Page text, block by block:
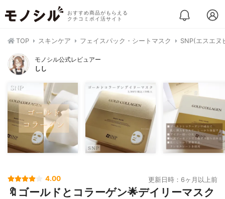
おすすめ商品がもらえる
クチコミポイ活サイト
TOP スキンケア フェイスパック・シートマスク SNP(エスエヌ
モノシル公式レビュアー
しし
4.00 更新日時：6ヶ月以上前
🔖ゴールドとコラーゲン🌟デイリーマスク